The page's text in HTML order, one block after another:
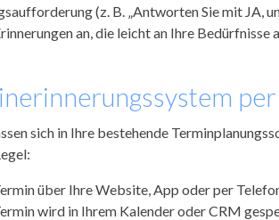
(z. B. „Antworten Sie mit JA,
an, die leicht an Ihre Bedürfnisse
per
sich in Ihre bestehende
über Ihre Website, App oder per
wird in Ihrem Kalender oder CRM